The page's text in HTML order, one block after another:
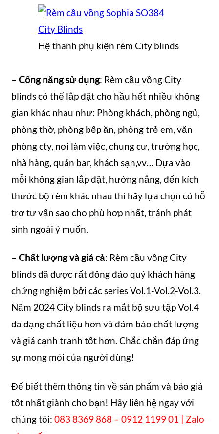
Hệ thanh phụ kiện rèm City blinds
– Công năng sử dụng: Rèm cầu vồng City
blinds có thể lắp đặt cho hầu hết nhiều không
gian khác nhau như: Phòng khách, phòng ngủ,
phòng thờ, phòng bếp ăn, phòng trẻ em, văn
phòng cty, nơi làm việc, chung cư, trường học,
nhà hàng, quán bar, khách sạn,vv… Dựa vào
mỗi không gian lắp đặt, hướng nắng, đến kích
thước bộ rèm khác nhau thì hãy lựa chọn có hỗ
trợ tư vấn sao cho phù hợp nhất, tránh phát
sinh ngoài ý muốn.
– Chất lượng và giá cả: Rèm cầu vồng City
blinds đã được rất đông đảo quý khách hàng
chứng nghiệm bởi các series Vol.1-Vol.2-Vol.3.
Năm 2024 City blinds ra mắt bộ sưu tập Vol.4
đa dạng chất liệu hơn và đảm bảo chất lượng
và giá cạnh tranh tốt hơn. Chắc chắn đáp ứng
sự mong mỏi của người dùng!
Để biết thêm thông tin về sản phẩm và báo giá
tốt nhất giành cho bạn! Hãy liên hệ ngay với
chúng tôi: 083 8369 868 – 0912 1199 01 | Zalo